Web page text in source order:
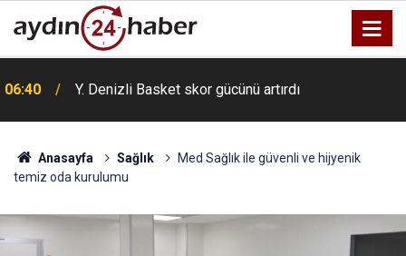
06:40 Y. Denizli Basket skor gücünü artırdı
Anasayfa Sağlık
Med Sağlık ile güvenli ve hijyenik
temiz oda kurulumu